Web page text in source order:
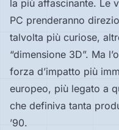
la più affascinante. Le
PC prenderanno
talvolta più curiose,
“dimensione 3D”. Ma
forza d’impatto più
europeo, più legato a
che definiva tanta
’90.